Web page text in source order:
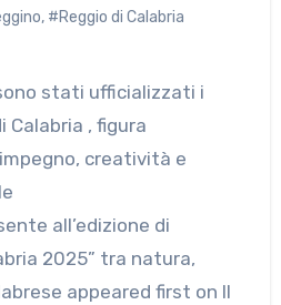
, #Reggio di Calabria
Calabria , figura
creatività e
all’edizione di
2025” tra natura,
appeared first on Il